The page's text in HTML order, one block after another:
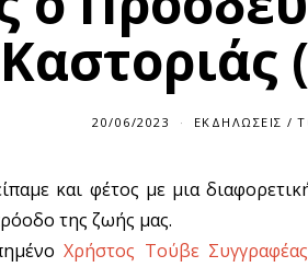
20/06/2023
6
/
2
ΕΚΔΗΛΏΣΕΙΣ /
και φέτος με μια
της ζωής μας.
Χρήστος Τούβε